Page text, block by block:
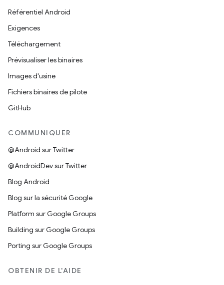
Référentiel Android
Exigences
Téléchargement
Prévisualiser les binaires
Images d'usine
Fichiers binaires de pilote
GitHub
COMMUNIQUER
@Android sur Twitter
@AndroidDev sur Twitter
Blog Android
Blog sur la sécurité Google
Platform sur Google Groups
Building sur Google Groups
Porting sur Google Groups
OBTENIR DE L'AIDE